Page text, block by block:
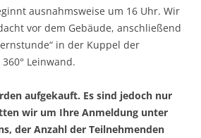
ausnahmsweise um 16 Uhr. Wir
vor dem Gebäude, anschließend
in der Kuppel der
Leinwand.
aufgekauft. Es sind jedoch nur
wir um Ihre Anmeldung unter
der Anzahl der Teilnehmenden